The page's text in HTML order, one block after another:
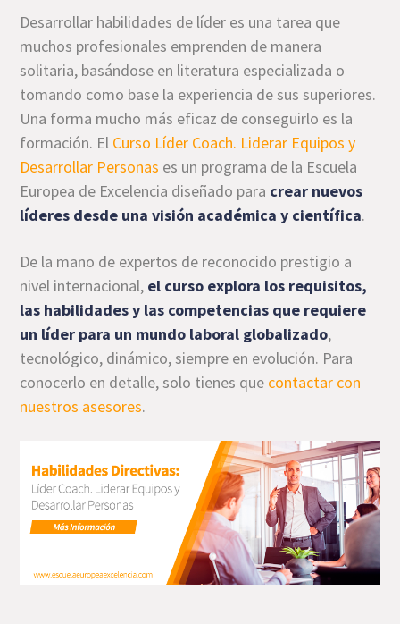
Desarrollar habilidades de líder es una tarea que
muchos profesionales emprenden de manera
solitaria, basándose en literatura especializada o
tomando como base la experiencia de sus superiores.
Una forma mucho más eficaz de conseguirlo es la
formación. El Curso Líder Coach. Liderar Equipos y
Desarrollar Personas es un programa de la Escuela
Europea de Excelencia diseñado para crear nuevos
líderes desde una visión académica y científica.
De la mano de expertos de reconocido prestigio a
nivel internacional, el curso explora los requisitos,
las habilidades y las competencias que requiere
un líder para un mundo laboral globalizado,
tecnológico, dinámico, siempre en evolución. Para
conocerlo en detalle, solo tienes que contactar con
nuestros asesores.